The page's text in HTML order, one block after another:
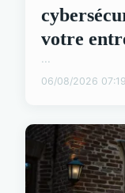
votre
...
06/08/2026